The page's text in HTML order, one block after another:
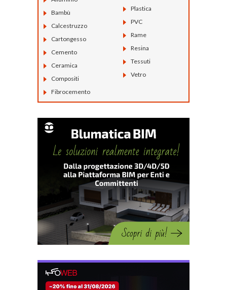
Bambù
Calcestruzzo
Cartongesso
Cemento
Ceramica
Compositi
Fibrocemento
Plastica
PVC
Rame
Resina
Tessuti
Vetro